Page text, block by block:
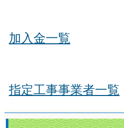
加入金一覧
指定工事事業者一覧